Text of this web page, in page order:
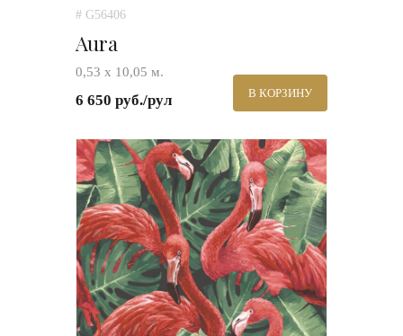
# G56406
Aura
0,53 х 10,05 м.
6 650 руб./рул В КОРЗИНУ